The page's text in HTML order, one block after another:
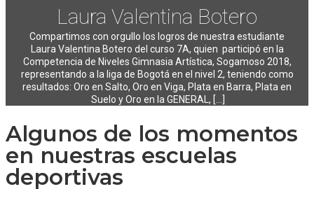
Laura Valentina Botero
Compartimos con orgullo los logros de nuestra estudiante
Laura Valentina Botero del curso 7A, quien participó en la
Competencia de Niveles Gimnasia Artística, Sogamoso 2018,
representando a la liga de Bogotá en el nivel 2, teniendo como
resultados: Oro en Salto, Oro en Viga, Plata en Barra, Plata en
Suelo y Oro en la GENERAL, [...]
Algunos de los momentos
en nuestras escuelas
deportivas